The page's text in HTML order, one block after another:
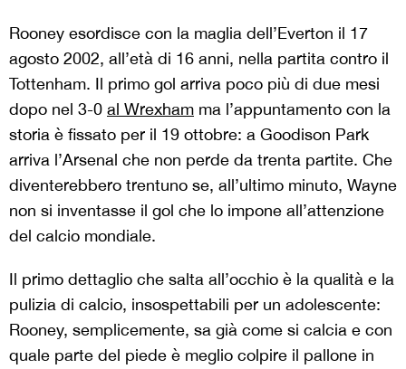
Rooney esordisce con la maglia dell’Everton il 17
agosto 2002, all’età di 16 anni, nella partita contro il
Tottenham. Il primo gol arriva poco più di due mesi
dopo nel 3-0 al Wrexham ma l’appuntamento con la
storia è fissato per il 19 ottobre: a Goodison Park
arriva l’Arsenal che non perde da trenta partite. Che
diventerebbero trentuno se, all’ultimo minuto, Wayne
non si inventasse il gol che lo impone all’attenzione
del calcio mondiale.
Il primo dettaglio che salta all’occhio è la qualità e la
pulizia di calcio, insospettabili per un adolescente:
Rooney, semplicemente, sa già come si calcia e con
quale parte del piede è meglio colpire il pallone in